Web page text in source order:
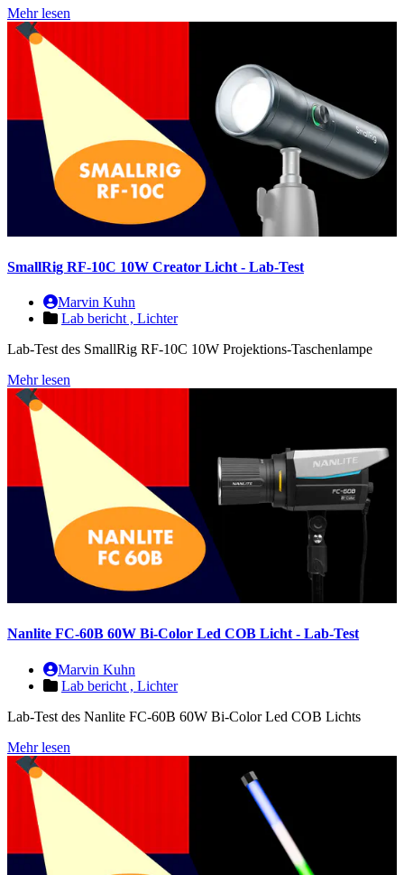
Mehr lesen
SmallRig RF-10C 10W Creator Licht - Lab-Test
Marvin Kuhn
Lab bericht , Lichter
Lab-Test des SmallRig RF-10C 10W Projektions-Taschenlampe
Mehr lesen
Nanlite FC-60B 60W Bi-Color Led COB Licht - Lab-Test
Marvin Kuhn
Lab bericht , Lichter
Lab-Test des Nanlite FC-60B 60W Bi-Color Led COB Lichts
Mehr lesen